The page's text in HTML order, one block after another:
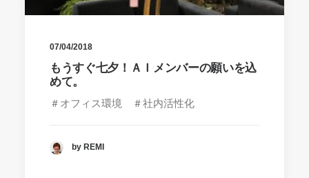
07/04/2018
もうすぐ七夕！ＡＩメンバーの願いを込
めて。
＃オフィス環境 ＃社内活性化
by REMI